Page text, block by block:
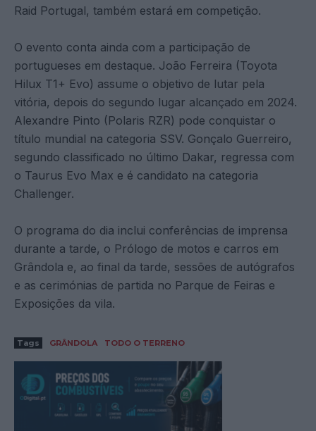
Raid Portugal, também estará em competição.
O evento conta ainda com a participação de
portugueses em destaque. João Ferreira (Toyota
Hilux T1+ Evo) assume o objetivo de lutar pela
vitória, depois do segundo lugar alcançado em 2024.
Alexandre Pinto (Polaris RZR) pode conquistar o
título mundial na categoria SSV. Gonçalo Guerreiro,
segundo classificado no último Dakar, regressa com
o Taurus Evo Max e é candidato na categoria
Challenger.
O programa do dia inclui conferências de imprensa
durante a tarde, o Prólogo de motos e carros em
Grândola e, ao final da tarde, sessões de autógrafos
e as cerimónias de partida no Parque de Feiras e
Exposições da vila.
Tags GRÂNDOLA TODO O TERRENO